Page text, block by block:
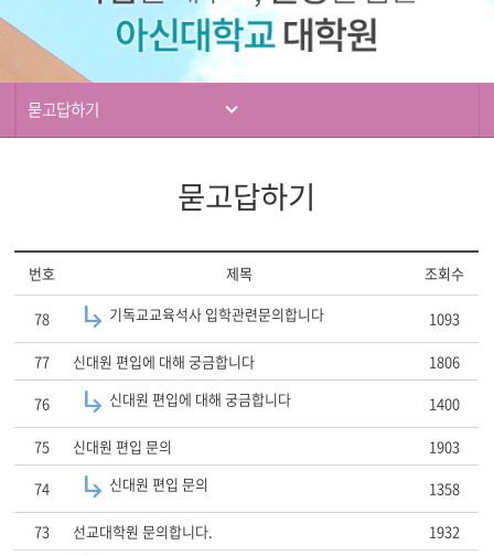
묻고답하기
묻고답하기
번호 제목 조회수
78 기독교교육석사 입학관련문의합니다 1093
77 신대원 편입에 대해 궁금합니다
1806
76
신대원 편입에 대해 궁금합니다 1400
75 신대원 편입 문의
1903
74
신대원 편입 문의 1358
73 선교대학원 문의합니다.
1932